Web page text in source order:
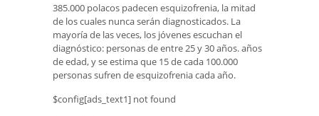
385.000 polacos padecen esquizofrenia, la mitad
de los cuales nunca serán diagnosticados. La
mayoría de las veces, los jóvenes escuchan el
diagnóstico: personas de entre 25 y 30 años. años
de edad, y se estima que 15 de cada 100.000
personas sufren de esquizofrenia cada año.
$config[ads_text1] not found